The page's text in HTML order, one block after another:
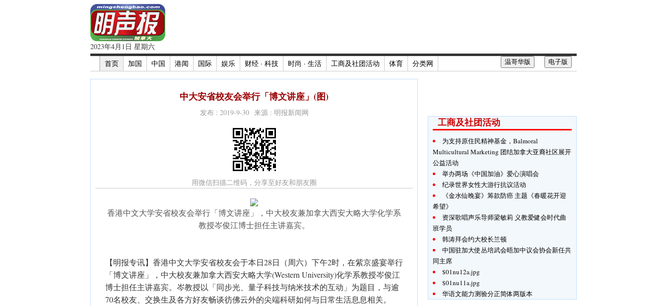
2023年4月1日 星期六
首页
加国 中国 港闻 国际 娱乐 财经 · 科技 时尚 · 生活 工商及社团活动 体育 分类网 电子版
温哥华版
中大安省校友会举行「博文讲座」(图)
发布 : 2019-9-30 来源 : 明报新闻网
用微信扫描二维码，分享至好友和朋友圈
香港中文大学安省校友会举行「博文讲座」，中大校友兼加拿大西安大略大学化学系
教授岑俊江博士担任主讲嘉宾。
【明报专讯】香港中文大学安省校友会于本日28日（周六）下午2时，在紫京盛宴举行
「博文讲座」，中大校友兼加拿大西安大略大学(Western University)化学系教授岑俊江
博士担任主讲嘉宾。岑教授以「同步光、量子科技与纳米技术的互动」为题目，与逾
70名校友、交换生及各方好友畅谈彷佛云外的尖端科研如何与日常生活息息相关。
工商及社团活动
为支持原住民精神基金，Balmoral
Multicultural Marketing 团结加拿大亚裔社区展开
公益活动
举办两场《中国加油》爱心演唱会
纪录世界女性大游行抗议活动
《金水仙晚宴》筹款防癌 主题《春暖花开迎
希望》
资深歌唱声乐导师梁敏莉 义教爱健会时代曲
班学员
韩涛拜会约大校长兰顿
中国驻加大使丛培武会晤加中议会协会新任共
同主席
$01nu12a.jpg
$01nu11a.jpg
华语文能力测验分正简体两版本